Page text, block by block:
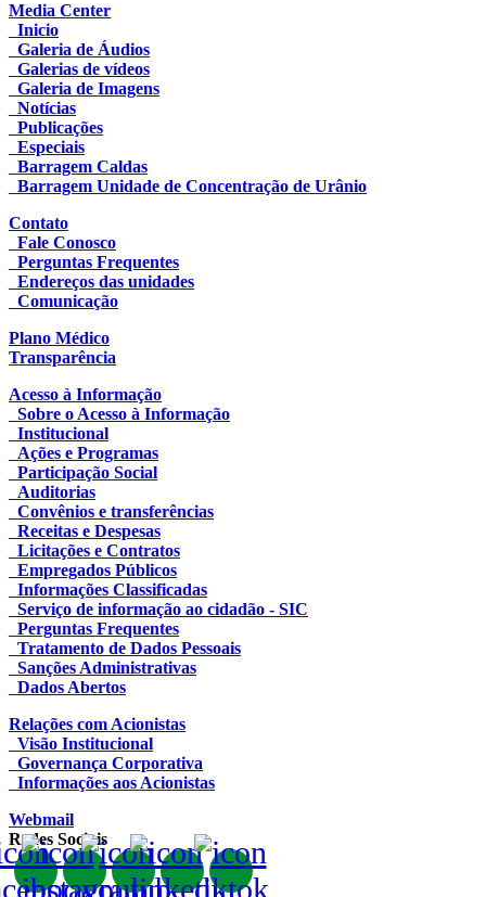
Media Center
Inicio
Galeria de Áudios
Galerias de vídeos
Galeria de Imagens
Notícias
Publicações
Especiais
Barragem Caldas
Barragem Unidade de Concentração de Urânio
Contato
Fale Conosco
Perguntas Frequentes
Endereços das unidades
Comunicação
Plano Médico
Transparência
Acesso à Informação
Sobre o Acesso à Informação
Institucional
Ações e Programas
Participação Social
Auditorias
Convênios e transferências
Receitas e Despesas
Licitações e Contratos
Empregados Públicos
Informações Classificadas
Serviço de informação ao cidadão - SIC
Perguntas Frequentes
Tratamento de Dados Pessoais
Sanções Administrativas
Dados Abertos
Relações com Acionistas
Visão Institucional
Governança Corporativa
Informações aos Acionistas
Webmail
Redes Sociais